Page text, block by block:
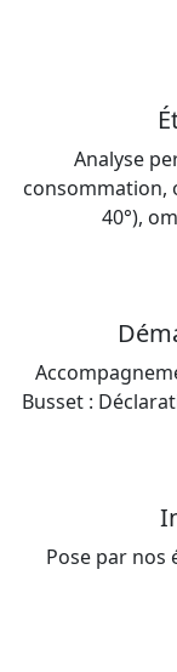
Analyse
consommation,
40°),
Busset :
Pose par nos